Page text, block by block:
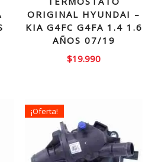
ORIGINAL HYUNDAI –
KIA G4FC G4FA 1.4 1.6
AÑOS 07/19
$19.990
¡Oferta!